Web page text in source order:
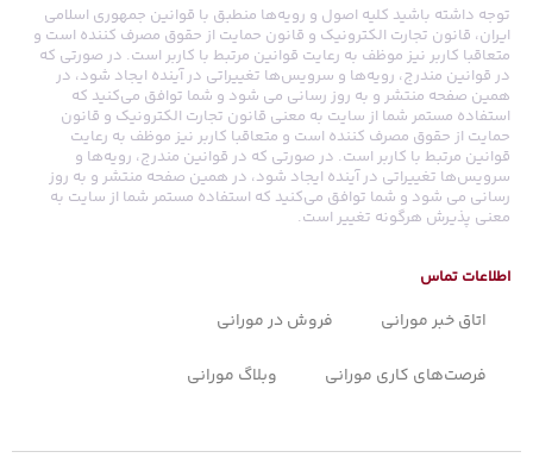
توجه داشته باشید کلیه اصول و رویه‏‌ها منطبق با قوانین جمهوری اسلامی
ایران، قانون تجارت الکترونیک و قانون حمایت از حقوق مصرف کننده است و
متعاقبا کاربر نیز موظف به رعایت قوانین مرتبط با کاربر است. در صورتی که
در قوانین مندرج، رویه‏‌ها و سرویس‏‌ها تغییراتی در آینده ایجاد شود، در
همین صفحه منتشر و به روز رسانی می شود و شما توافق می‏‌کنید که
استفاده مستمر شما از سایت به معنی قانون تجارت الکترونیک و قانون
حمایت از حقوق مصرف کننده است و متعاقبا کاربر نیز موظف به رعایت
قوانین مرتبط با کاربر است. در صورتی که در قوانین مندرج، رویه‏‌ها و
سرویس‏‌ها تغییراتی در آینده ایجاد شود، در همین صفحه منتشر و به روز
رسانی می شود و شما توافق می‏‌کنید که استفاده مستمر شما از سایت به
معنی پذیرش هرگونه تغییر است.
اطلاعات تماس
اتاق خبر مورانی فروش در مورانی
فرصت‌های کاری مورانی وبلاگ مورانی